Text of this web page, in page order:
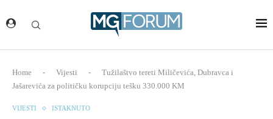
Home - Vijesti -
Tužilaštvo tereti Miličevića, Dubravca i
Jašarevića za političku korupciju tešku 330.000 KM
VIJESTI ISTAKNUTO